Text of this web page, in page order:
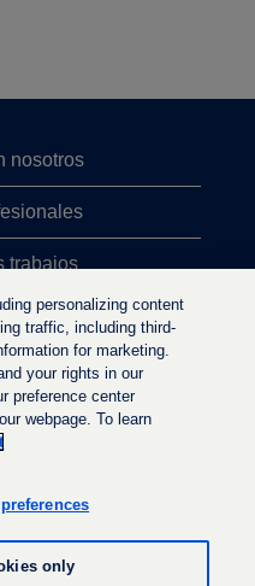
nosotros
trabajos
cargos
a
e
r
personalizing content
traffic, including third-
for marketing.
your rights in our
preference center
webpage. To learn
only